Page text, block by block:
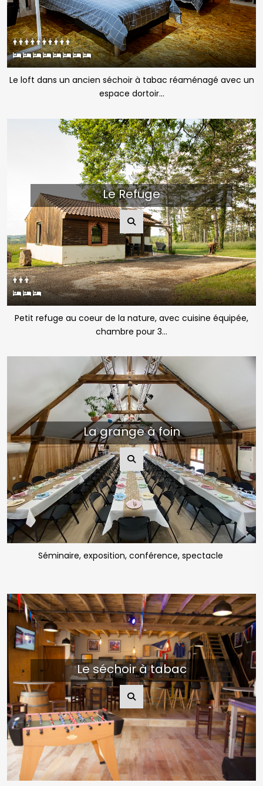
Le loft dans un ancien séchoir à tabac réaménagé avec un
espace dortoir...
Le Refuge
Petit refuge au coeur de la nature, avec cuisine équipée,
chambre pour 3...
La grange à foin
Séminaire, exposition, conférence, spectacle
Le séchoir à tabac
Bodéga, évènementiel, réception, cocktail